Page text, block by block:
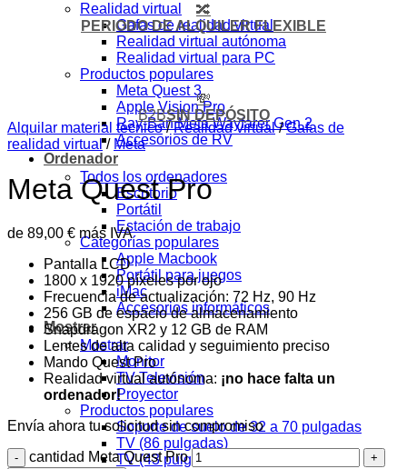
Realidad virtual
Gafas de realidad virtual
Realidad virtual autónoma
Realidad virtual para PC
Productos populares
Meta Quest 3
Apple Vision Pro
Ray-Ban Meta Wayfarer Gen 2
Accesorios de RV
Ordenador
Todos los ordenadores
Escritorio
Portátil
Estación de trabajo
Categorías populares
Apple Macbook
Portátil para juegos
iMac
Accesorios informáticos
Mostrar
Mostrar
Monitor
TV Televisión
Proyector
Productos populares
Soporte de suelo de 32 a 70 pulgadas
TV (86 pulgadas)
TV (43 pulgadas)
🔀
PERIODO DE ALQUILER FLEXIBLE
💸
B2BSIN DEPÓSITO
Alquilar material técnico / Realidad virtual / Gafas de
realidad virtual / Meta
Meta Quest Pro
de 89,00 € más IVA
Pantalla LCD
1800 x 1920 píxeles por ojo
Frecuencia de actualización: 72 Hz, 90 Hz
256 GB de espacio de almacenamiento
Snapdragon XR2 y 12 GB de RAM
Lentes de alta calidad y seguimiento preciso
Mando Quest Pro
Realidad virtual autónoma: ¡no hace falta un
ordenador!
Envía ahora tu solicitud sin compromiso
cantidad Meta Quest Pro